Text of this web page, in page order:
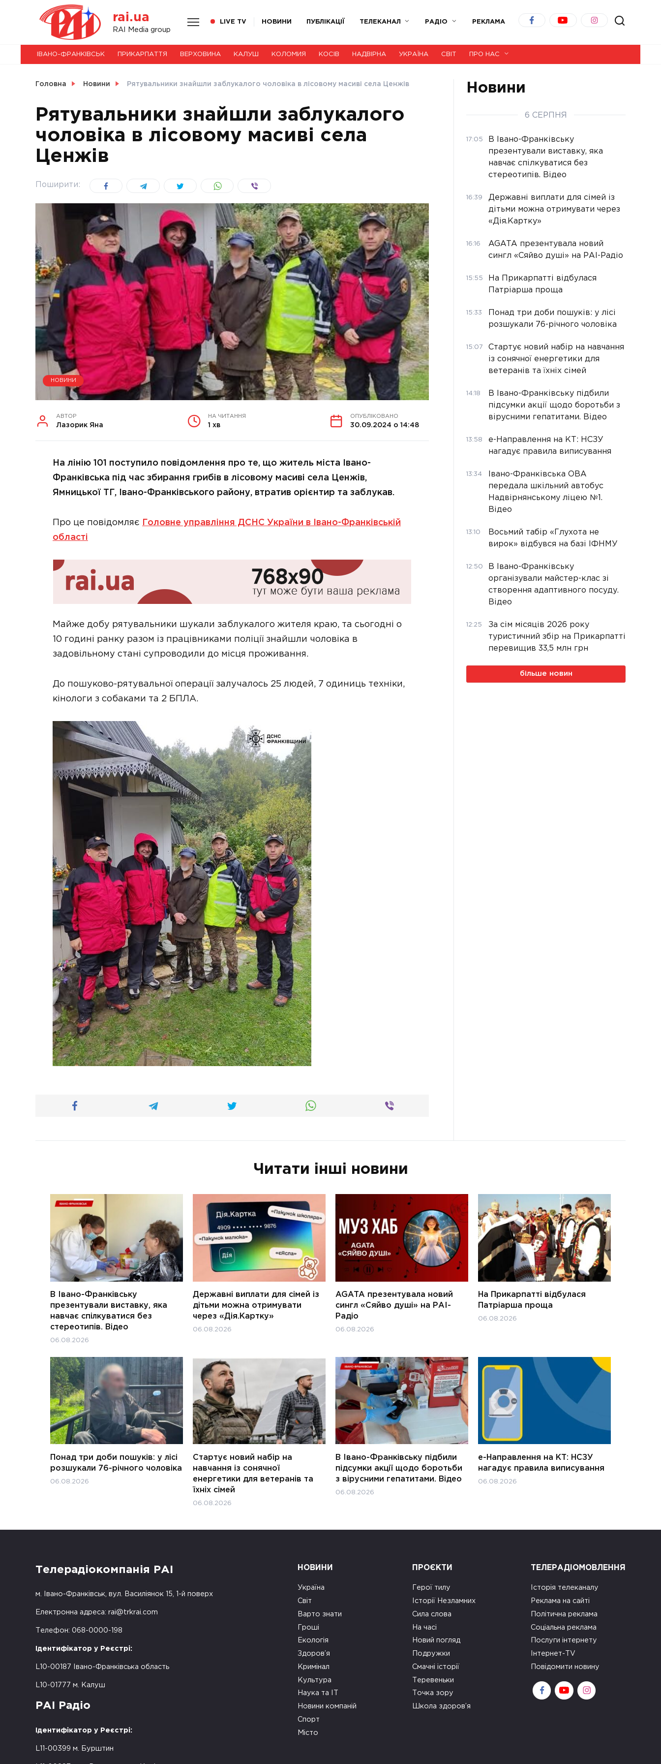
rai.ua
RAI Media group
LIVE TV НОВИНИ ПУБЛІКАЦІЇ ТЕЛЕКАНАЛ РАДІО РЕКЛАМА
НОВИНИ
СВІТ
УКРАЇНА
ІВАНО-ФРАНКІВСЬК ПРИКАРПАТТЯ ВЕРХОВИНА КАЛУШ КОЛОМИЯ КОСІВ НАДВІРНА УКРАЇНА СВІТ ПРО НАС
Головна Новини Рятувальники знайшли заблукалого чоловіка в лісовому масиві села Ценжів
Рятувальники знайшли заблукалого
чоловіка в лісовому масиві села
Ценжів
Поширити:
НОВИНИ
АВТОР
Лазорик Яна
НА ЧИТАННЯ
1 хв
ОПУБЛІКОВАНО
30.09.2024 о 14:48
На лінію 101 поступило повідомлення про те, що житель міста Івано-
Франківська під час збирання грибів в лісовому масиві села Ценжів,
Ямницької ТГ, Івано-Франківського району, втратив орієнтир та заблукав.
Про це повідомляє
Головне управління ДСНС України в Івано-Франківській
області
Майже добу рятувальники шукали заблукалого жителя краю, та сьогодні о
10 годині ранку разом із працівниками поліції знайшли чоловіка в
задовільному стані супроводили до місця проживання.
До пошуково-рятувальної операції залучалось 25 людей, 7 одиниць техніки,
кінологи з собаками та 2 БПЛА.
Новини
6 СЕРПНЯ
17:05
В Івано-Франківську
презентували виставку, яка
навчає спілкуватися без
стереотипів. Відео
16:39
Державні виплати для сімей із
дітьми можна отримувати через
«Дія.Картку»
16:16
AGATA презентувала новий
сингл «Сяйво душі» на РАІ-Радіо
15:55
На Прикарпатті відбулася
Патріарша проща
15:33
Понад три доби пошуків: у лісі
розшукали 76-річного чоловіка
15:07
Стартує новий набір на навчання
із сонячної енергетики для
ветеранів та їхніх сімей
14:18
В Івано-Франківську підбили
підсумки акції щодо боротьби з
вірусними гепатитами. Відео
13:58
е-Направлення на КТ: НСЗУ
нагадує правила виписування
13:34
Івано-Франківська ОВА
передала шкільний автобус
Надвірнянському ліцею №1.
Відео
13:10
Восьмий табір «Глухота не
вирок» відбувся на базі ІФНМУ
12:50
В Івано-Франківську
організували майстер-клас зі
створення адаптивного посуду.
Відео
12:25
За сім місяців 2026 року
туристичний збір на Прикарпатті
перевищив 33,5 млн грн
більше новин
Читати інші новини
В Івано-Франківську
презентували виставку, яка
навчає спілкуватися без
стереотипів. Відео
06.08.2026
Державні виплати для сімей із
дітьми можна отримувати
через «Дія.Картку»
06.08.2026
AGATA презентувала новий
сингл «Сяйво душі» на РАІ-
Радіо
06.08.2026
На Прикарпатті відбулася
Патріарша проща
06.08.2026
Понад три доби пошуків: у лісі
розшукали 76-річного чоловіка
06.08.2026
Стартує новий набір на
навчання із сонячної
енергетики для ветеранів та
їхніх сімей
06.08.2026
В Івано-Франківську підбили
підсумки акції щодо боротьби
з вірусними гепатитами. Відео
06.08.2026
е-Направлення на КТ: НСЗУ
нагадує правила виписування
06.08.2026
Телерадіокомпанія РАІ
м. Івано-Франківськ, вул. Василіянок 15, 1-й поверх
Електронна адреса: rai@trkrai.com
Телефон: 068-0000-198
Ідентифікатор у Реєстрі:
L10-00187 Івано-Франківська область
L10-01777 м. Калуш
РАІ Радіо
Ідентифікатор у Реєстрі:
L11-00399 м. Бурштин
НОВИНИ
Україна
Світ
Варто знати
Гроші
Екологія
Здоров’я
Кримінал
Культура
Наука та ІТ
Новини компаній
Спорт
Місто
ПРОЄКТИ
Герої тилу
Історії Незламних
Сила слова
На часі
Новий погляд
Подружки
Смачні історії
Теревеньки
Точка зору
Школа здоров’я
ТЕЛЕРАДІОМОВЛЕННЯ
Історія телеканалу
Реклама на сайті
Політична реклама
Соціальна реклама
Послуги інтернету
Інтернет-TV
Повідомити новину